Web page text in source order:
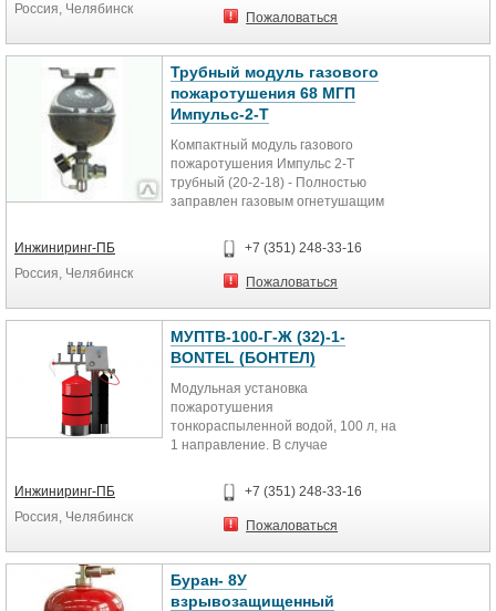
Россия, Челябинск
Пожаловаться
Трубный модуль газового
пожаротушения 68 МГП
Импульс-2-Т
Компактный модуль газового
пожаротушения Импульс 2-Т
трубный (20-2-18) - Полностью
заправлен газовым огнетушащим
Инжиниринг-ПБ
Россия, Челябинск
+7 (351) 248-33-16
Пожаловаться
МУПТВ-100-Г-Ж (32)-1-
BONTEL (БОНТЕЛ)
Модульная установка
пожаротушения
тонкораспыленной водой, 100 л, на
1 направление. В случае
поставляется на заказ по...
Инжиниринг-ПБ
Россия, Челябинск
+7 (351) 248-33-16
Пожаловаться
Буран- 8У
взрывозащищенный